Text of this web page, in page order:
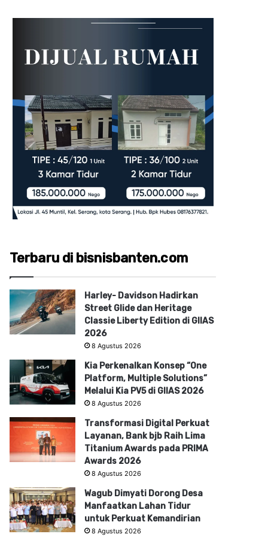
Terbaru di bisnisbanten.com
Harley- Davidson Hadirkan
Street Glide dan Heritage
Classie Liberty Edition di GIIAS
2026
8 Agustus 2026
Kia Perkenalkan Konsep “One
Platform, Multiple Solutions”
Melalui Kia PV5 di GIIAS 2026
8 Agustus 2026
Transformasi Digital Perkuat
Layanan, Bank bjb Raih Lima
Titanium Awards pada PRIMA
Awards 2026
8 Agustus 2026
Wagub Dimyati Dorong Desa
Manfaatkan Lahan Tidur
untuk Perkuat Kemandirian
8 Agustus 2026